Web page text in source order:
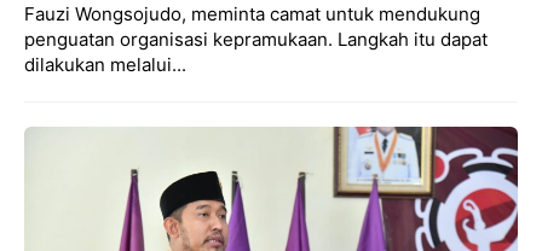
Fauzi Wongsojudo, meminta camat untuk mendukung
penguatan organisasi kepramukaan. Langkah itu dapat
dilakukan melalui...